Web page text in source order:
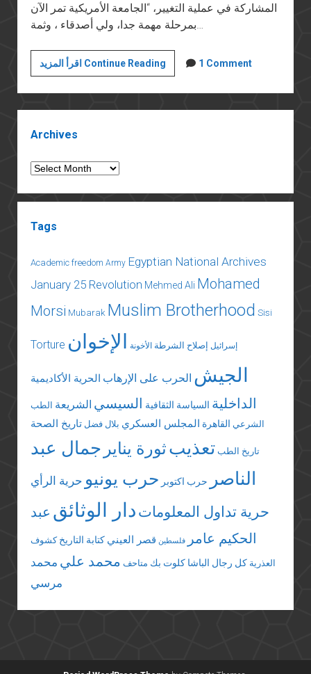
المشاركة في عملية التغيير، “الجامعة الأمريكية تمر الآن
اقرأ المزيد Continue Readingالمؤرّخ
المصري
خالد
فهمي
ثمة
مصر
الآن!
1 Comment
Archives
Archives
Tags
Academic freedom Army Egyptian National Archives
January 25 Revolution Mehmed Ali Mohamed
Morsi Mubarak Muslim Brotherhood Sisi
Torture إسرائيل إصلاح الشرطة الأخونة الإخوان
الجيش الحرب على الإرهاب الحرية الأكاديمية
الداخلية السياسة الثقافية السيسي الشريعة الطب
الشرعي القاهرة المجلس العسكري بلال فضل تاريخ الصحة
تاريخ الطب تعذيبثورة يناير جمال عبد
الناصر
حرب اكتوبر حرب يونيو حرية الرأي
حرية تداول المعلومات دار الوثائق عبد
الحكيم عامر
فلسطين قصر العيني كتابة التاريخ كشوف
العذرية كل رجال الباشا كلوت بك متاحف محمد علي محمد
مرسي